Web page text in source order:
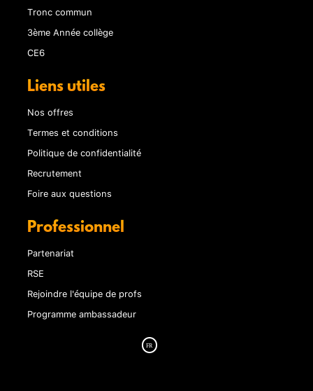
Tronc commun
3ème Année collège
CE6
Liens utiles
Nos offres
Termes et conditions
Politique de confidentialité
Recrutement
Foire aux questions
Professionnel
Partenariat
RSE
Rejoindre l'équipe de profs
Programme ambassadeur